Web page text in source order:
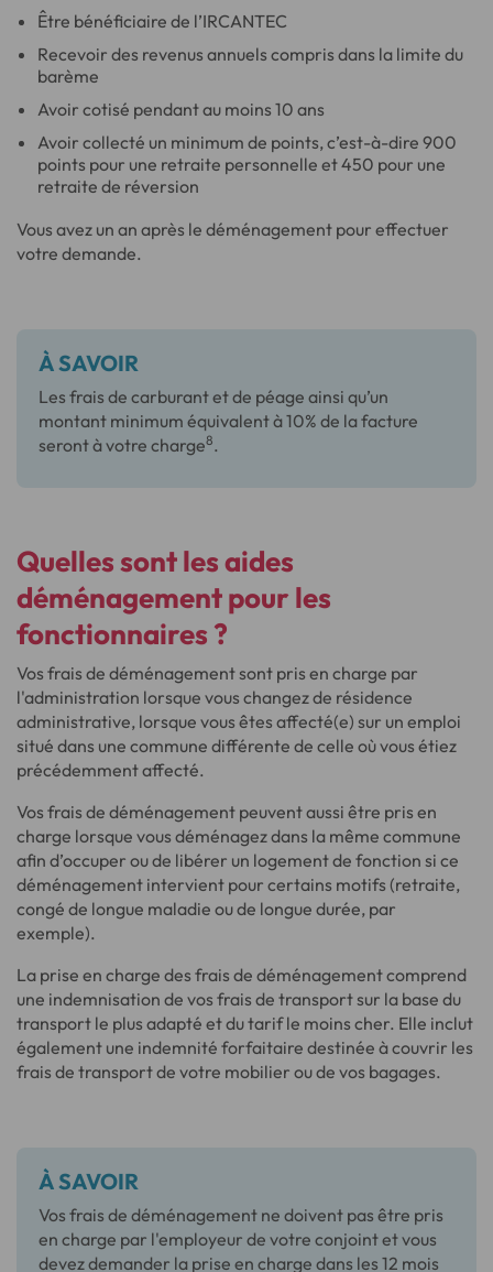
Être bénéficiaire de l’IRCANTEC
Recevoir des revenus annuels compris dans la limite du
barème
Avoir cotisé pendant au moins 10 ans
Avoir collecté un minimum de points, c’est-à-dire 900
points pour une retraite personnelle et 450 pour une
retraite de réversion
Vous avez un an après le déménagement pour effectuer
votre demande.
À SAVOIR
Les frais de carburant et de péage ainsi qu’un
montant minimum équivalent à 10% de la facture
seront à votre charge8.
Quelles sont les aides
déménagement pour les
fonctionnaires ?
Vos frais de déménagement sont pris en charge par
l'administration lorsque vous changez de résidence
administrative, lorsque vous êtes affecté(e) sur un emploi
situé dans une commune différente de celle où vous étiez
précédemment affecté.
Vos frais de déménagement peuvent aussi être pris en
charge lorsque vous déménagez dans la même commune
afin d’occuper ou de libérer un logement de fonction si ce
déménagement intervient pour certains motifs (retraite,
congé de longue maladie ou de longue durée, par
exemple).
La prise en charge des frais de déménagement comprend
une indemnisation de vos frais de transport sur la base du
transport le plus adapté et du tarif le moins cher. Elle inclut
également une indemnité forfaitaire destinée à couvrir les
frais de transport de votre mobilier ou de vos bagages.
À SAVOIR
Vos frais de déménagement ne doivent pas être pris
en charge par l'employeur de votre conjoint et vous
devez demander la prise en charge dans les 12 mois